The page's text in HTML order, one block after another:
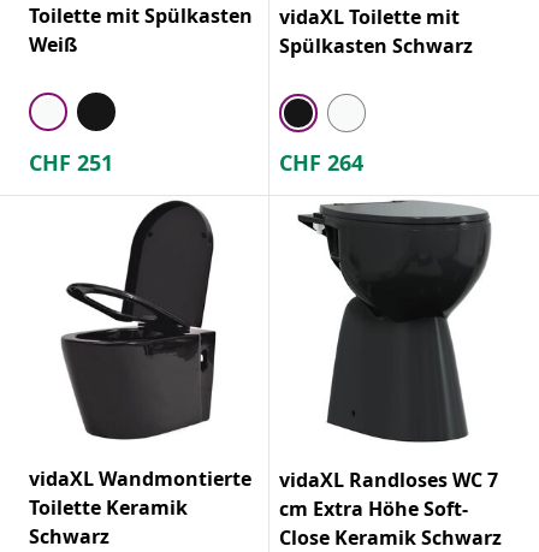
Toilette mit Spülkasten
Weiß
CHF 251
vidaXL Toilette mit
Spülkasten Schwarz
CHF 264
vidaXL Wandmontierte
Toilette Keramik
Schwarz
vidaXL Randloses WC 7
cm Extra Höhe Soft-
Close Keramik Schwarz